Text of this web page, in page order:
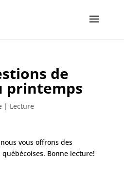
de
printemps
| Lecture
vous offrons des
Bonne lecture!